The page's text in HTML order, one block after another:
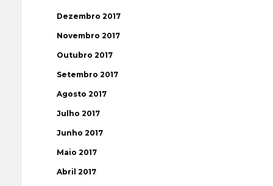
Dezembro 2017
Novembro 2017
Outubro 2017
Setembro 2017
Agosto 2017
Julho 2017
Junho 2017
Maio 2017
Abril 2017